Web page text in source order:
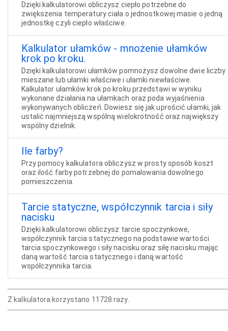
Dzięki kalkulatorowi obliczysz ciepło potrzebne do
zwiększenia temperatury ciała o jednostkowej masie o jedną
jednostkę czyli ciepło właściwe.
Kalkulator ułamków - mnożenie ułamków
krok po kroku.
Dzięki kalkulatorowi ułamków pomnożysz dowolne dwie liczby
mieszane lub ułamki właściwe i ułamki niewłaściwe.
Kalkulator ułamków krok po kroku przedstawi w wyniku
wykonane działania na ułamkach oraz poda wyjaśnienia
wykonywanych obliczeń. Dowiesz się jak uprościć ułamki, jak
ustalić najmniejszą wspólną wielokrotność oraz największy
wspólny dzielnik.
Ile farby?
Przy pomocy kalkulatora obliczysz w prosty sposób koszt
oraz ilość farby potrzebnej do pomalowania dowolnego
pomieszczenia.
Tarcie statyczne, współczynnik tarcia i siły
nacisku
Dzięki kalkulatorowi obliczysz tarcie spoczynkowe,
współczynnik tarcia statycznego na podstawie wartości
tarcia spoczynkowego i siły nacisku oraz siłę nacisku mając
daną wartość tarcia statycznego i daną wartość
współczynnika tarcia.
Z kalkulatora korzystano 11728 razy.